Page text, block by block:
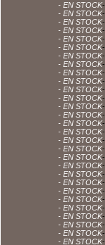
-
- EN STOCK
-
- EN STOCK
-
- EN STOCK
-
- EN STOCK
-
- EN STOCK
-
- EN STOCK
-
- EN STOCK
-
- EN STOCK
-
- EN STOCK
-
- EN STOCK
-
- EN STOCK
-
- EN STOCK
-
- EN STOCK
-
- EN STOCK
-
- EN STOCK
-
- EN STOCK
-
- EN STOCK
-
- EN STOCK
-
- EN STOCK
-
- EN STOCK
-
- EN STOCK
-
- EN STOCK
-
- EN STOCK
-
- EN STOCK
-
- EN STOCK
-
- EN STOCK
-
- EN STOCK
-
- EN STOCK
-
- EN STOCK